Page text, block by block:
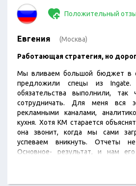
Положительный
Евгения (Москва)
Работающая стратегия, но
Мы вливаем большой бюджет в
предложили спецы из Ingate.
обязательства выполнили,
сотрудничать. Для меня вся
рекламными каналами,
кухня. Хотя КМ старается
она звонит, когда мы сами
успеваем вникнуть. Отчеты
Основное- результат, и нам